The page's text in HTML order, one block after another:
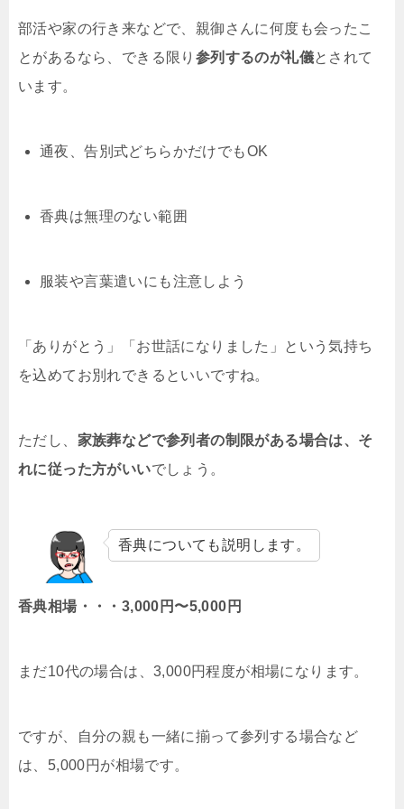
部活や家の行き来などで、親御さんに何度も会ったこ
とがあるなら、できる限り 参列するのが礼儀とされて
います。
通夜、告別式どちらかだけでもOK
香典は無理のない範囲
服装や言葉遣いにも注意しよう
「ありがとう」「お世話になりました」という気持ち
を込めてお別れできるといいですね。
ただし、 家族葬などで参列者の制限がある場合は、そ
れに従った方がいいでしょう。
香典についても説明します。
香典相場・・・3,000円〜5,000円
まだ10代の場合は、3,000円程度が相場になります。
ですが、自分の親も一緒に揃って参列する場合など
は、5,000円が相場です。